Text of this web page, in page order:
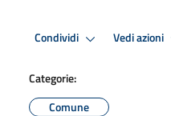
Condividi Vedi azioni
Categorie:
Comune